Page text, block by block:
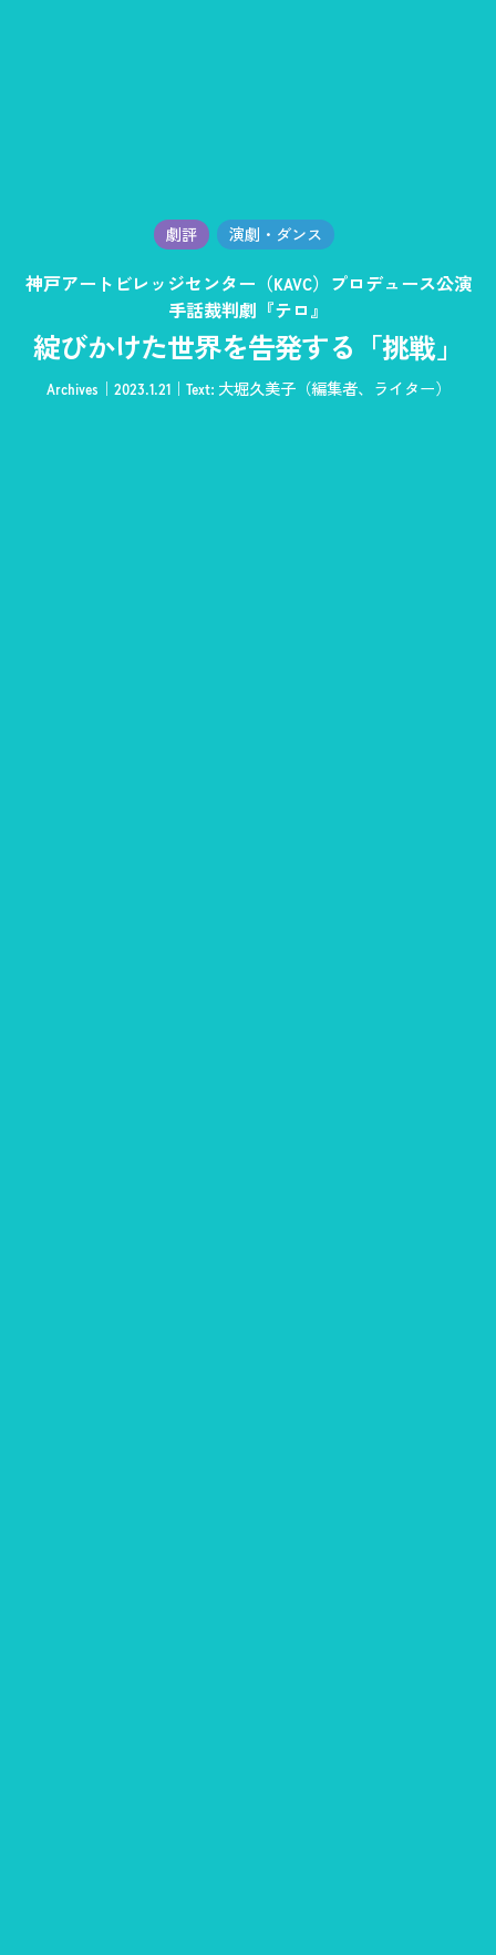
劇評 演劇・ダンス
神戸アートビレッジセンター（KAVC）プロデュース公演
手話裁判劇『テロ』
綻びかけた世界を告発する「挑戦」
Archives 2023.1.21 Text: 大堀久美子（編集者、ライター）